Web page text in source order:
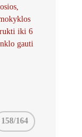
iki 6
gauti
158/164